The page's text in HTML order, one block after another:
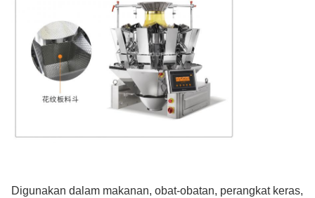
Digunakan dalam makanan, obat-obatan, perangkat keras,